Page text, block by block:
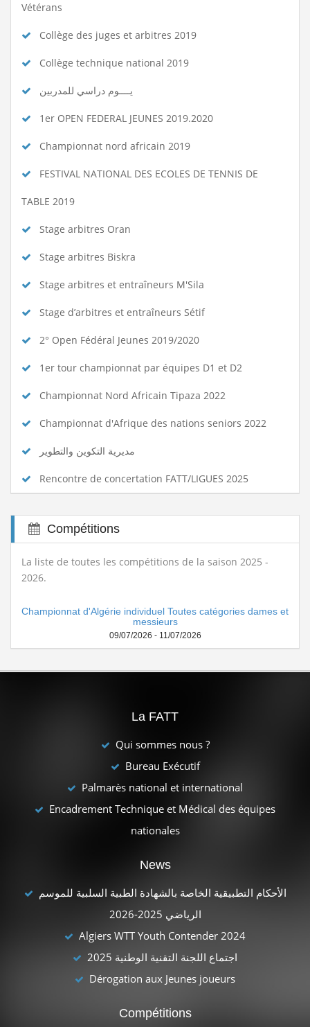
Vétérans
Collège des juges et arbitres 2019
Collège technique national 2019
يــــوم دراسي للمدربين
1er OPEN FEDERAL JEUNES 2019.2020
Championnat nord africain 2019
FESTIVAL NATIONAL DES ECOLES DE TENNIS DE
TABLE 2019
Stage arbitres Oran
Stage arbitres Biskra
Stage arbitres et entraîneurs M'Sila
Stage d’arbitres et entraîneurs Sétif
2° Open Fédéral Jeunes 2019/2020
1er tour championnat par équipes D1 et D2
Championnat Nord Africain Tipaza 2022
Championnat d'Afrique des nations seniors 2022
مديرية التكوين والتطوير
Rencontre de concertation FATT/LIGUES 2025
Compétitions
La liste de toutes les compétitions de la saison 2025 -
2026.
Championnat d'Algérie individuel Toutes catégories dames et
messieurs
09/07/2026 - 11/07/2026
La FATT
Qui sommes nous ?
Bureau Exécutif
Palmarès national et international
Encadrement Technique et Médical des équipes
nationales
News
الأحكام التطبيقية الخاصة بالشهادة الطبية السلبية للموسم
الرياضي 2025-2026
Algiers WTT Youth Contender 2024
اجتماع اللجنة التقنية الوطنية 2025
Dérogation aux Jeunes joueurs
Compétitions